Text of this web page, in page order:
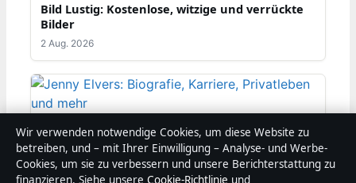
Bild Lustig: Kostenlose, witzige und verrückte
Bilder
2 Aug. 2026
Wir verwenden notwendige Cookies, um diese Website zu
betreiben, und – mit Ihrer Einwilligung – Analyse- und Werbe-
Cookies, um sie zu verbessern und unsere Berichterstattung zu
finanzieren. Siehe unsere Cookie-Richtlinie und